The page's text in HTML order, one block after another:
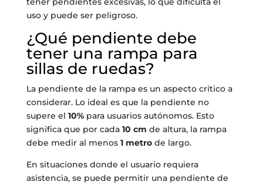
uso y puede ser peligroso.
¿Qué pendiente debe
tener una rampa para
sillas de ruedas?
La pendiente de la rampa es un aspecto crítico a
considerar. Lo ideal es que la pendiente no
supere el 10%para usuarios autónomos. Esto
significa que por cada 10 cm de altura, la rampa
debe medir al menos 1 metrode largo.
En situaciones donde el usuario requiera
asistencia, se puede permitir una pendiente de